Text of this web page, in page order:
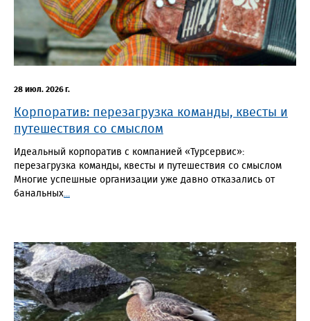
28 июл. 2026 г.
Корпоратив: перезагрузка команды, квесты и
путешествия со смыслом
Идеальный корпоратив с компанией «Турсервис»:
перезагрузка команды, квесты и путешествия со смыслом
Многие успешные организации уже давно отказались от
банальных